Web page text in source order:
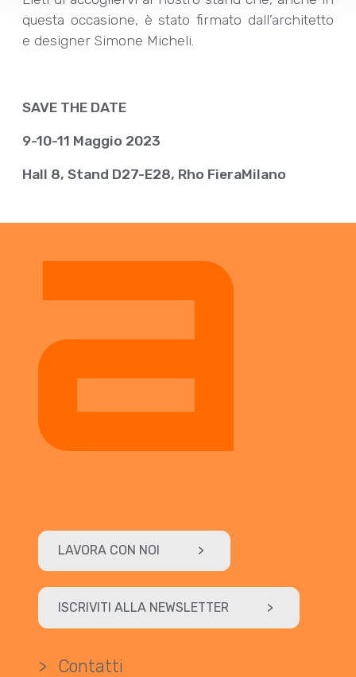
questa occasione, è stato firmato dall’architetto
e designer Simone Micheli.
SAVE THE DATE
9-10-11 Maggio 2023
Hall 8, Stand D27-E28, Rho FieraMilano
LAVORA CON NOI >
ISCRIVITI ALLA NEWSLETTER >
>
Contatti